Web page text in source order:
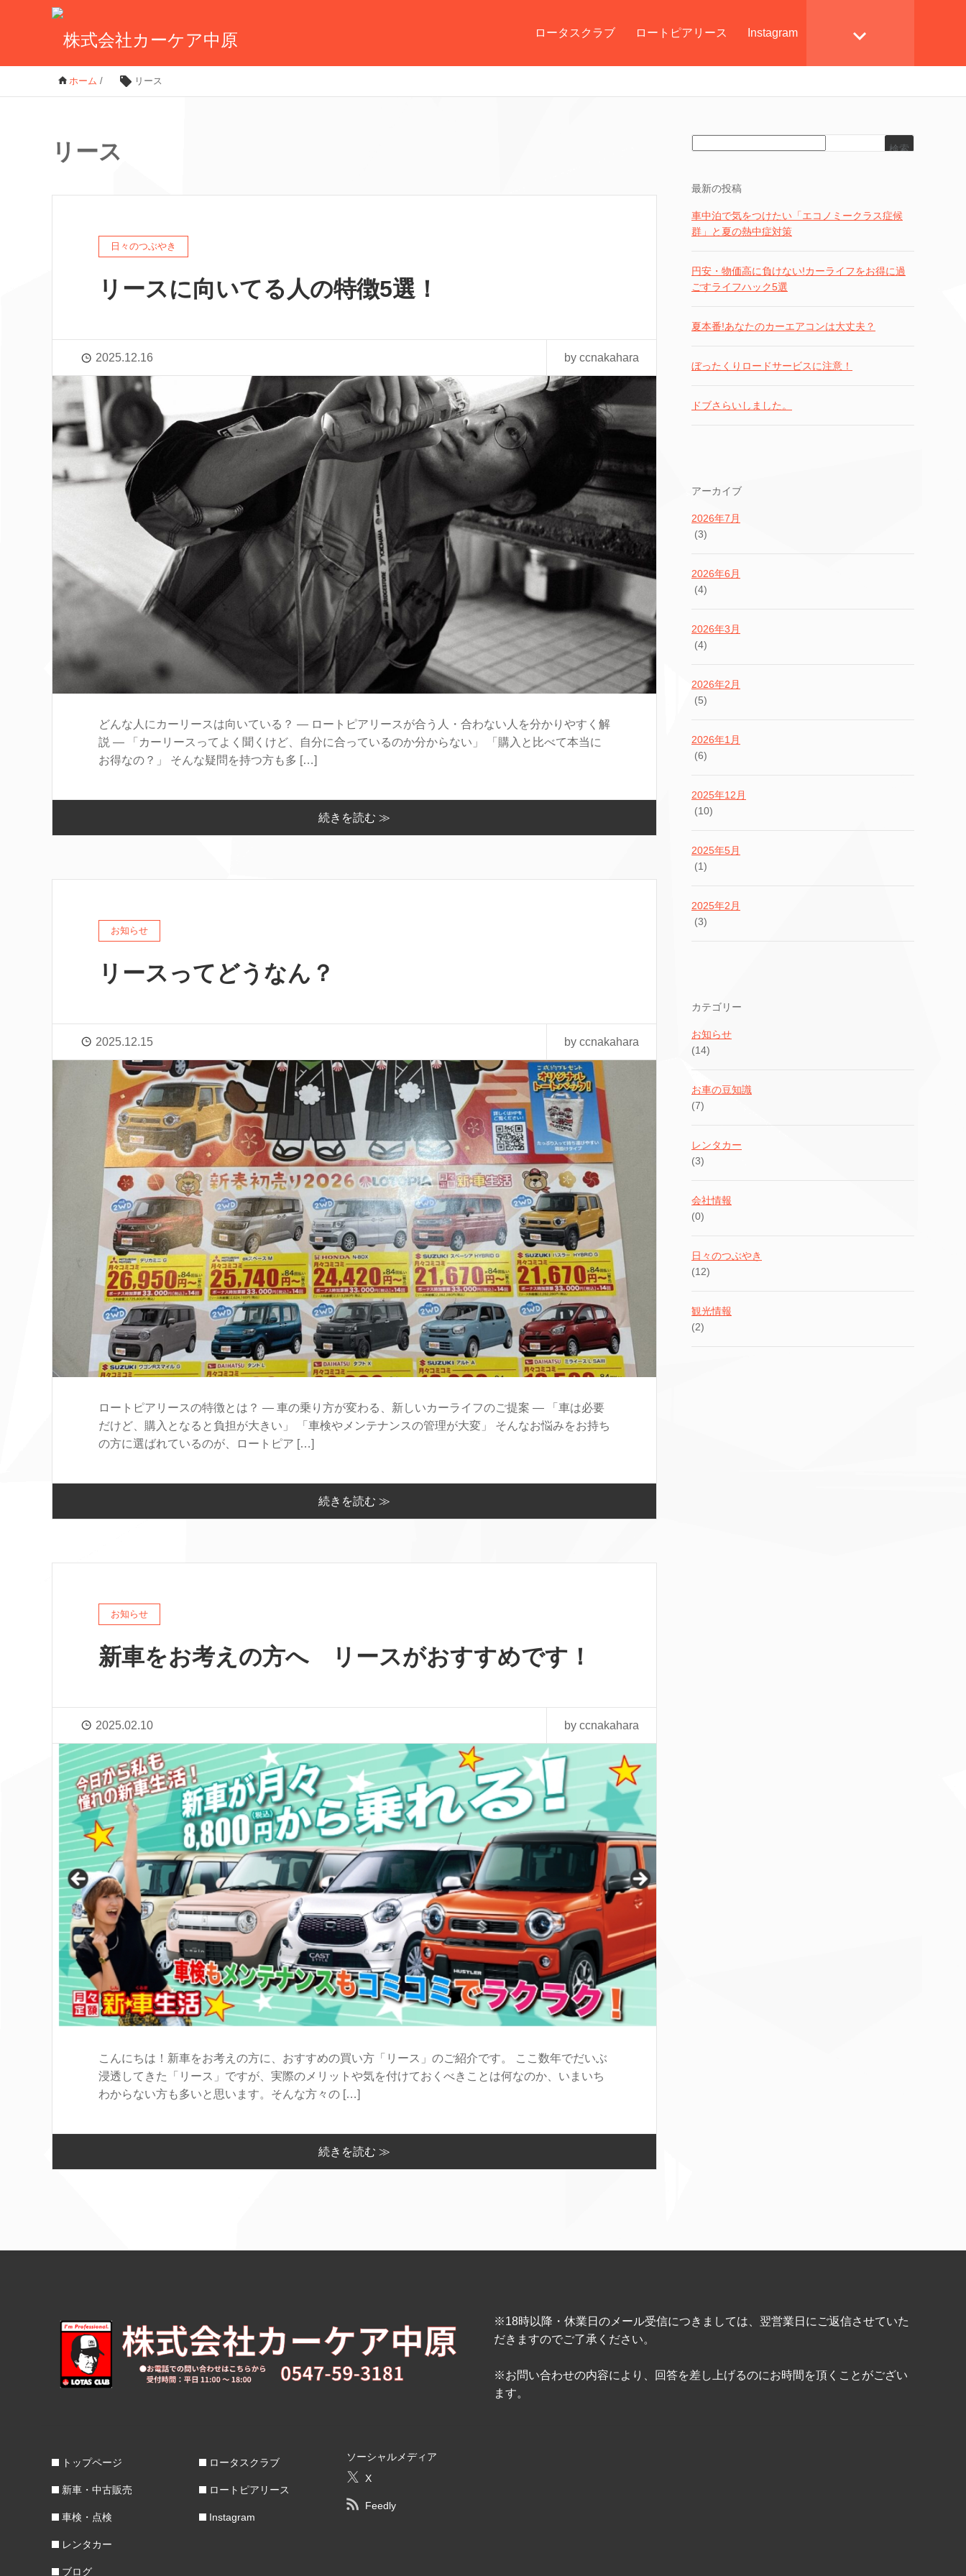
ロータスクラブ ロートピアリース Instagram
ホーム / リース
リース
日々のつぶやき
リースに向いてる人の特徴5選！
2025.12.16 by ccnakahara
どんな人にカーリースは向いている？ ― ロートピアリースが合う人・合わない人を分かりやすく解
説 ― 「カーリースってよく聞くけど、自分に合っているのか分からない」 「購入と比べて本当に
お得なの？」 そんな疑問を持つ方も多 […]
続きを読む ≫
お知らせ
リースってどうなん？
2025.12.15 by ccnakahara
ロートピアリースの特徴とは？ ― 車の乗り方が変わる、新しいカーライフのご提案 ― 「車は必要
だけど、購入となると負担が大きい」 「車検やメンテナンスの管理が大変」 そんなお悩みをお持ち
の方に選ばれているのが、ロートピア […]
続きを読む ≫
お知らせ
新車をお考えの方へ リースがおすすめです！
2025.02.10 by ccnakahara
こんにちは！新車をお考えの方に、おすすめの買い方「リース」のご紹介です。 ここ数年でだいぶ
浸透してきた「リース」ですが、実際のメリットや気を付けておくべきことは何なのか、いまいち
わからない方も多いと思います。そんな方々の […]
続きを読む ≫
検索
最新の投稿
車中泊で気をつけたい「エコノミークラス症候
群」と夏の熱中症対策
円安・物価高に負けない!カーライフをお得に過
ごすライフハック5選
夏本番!あなたのカーエアコンは大丈夫？
ぼったくりロードサービスに注意！
ドブさらいしました。
アーカイブ
2026年7月
(3)
2026年6月
(4)
2026年3月
(4)
2026年2月
(5)
2026年1月
(6)
2025年12月
(10)
2025年5月
(1)
2025年2月
(3)
カテゴリー
お知らせ
(14)
お車の豆知識
(7)
レンタカー
(3)
会社情報
(0)
日々のつぶやき
(12)
観光情報
(2)
※18時以降・休業日のメール受信につきましては、翌営業日にご返信させていた
だきますのでご了承ください。
※お問い合わせの内容により、回答を差し上げるのにお時間を頂くことがござい
ます。
トップページ
新車・中古販売
車検・点検
レンタカー
ブログ
ロータスクラブ
ロートピアリース
Instagram
ソーシャルメディア
X
Feedly